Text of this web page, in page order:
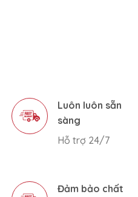
Luôn luôn sẵn
sàng
Hỗ trợ 24/7
Đảm bảo chất